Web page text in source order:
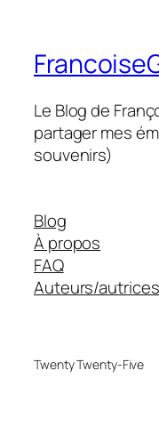
Le Blog de
partager mes
souvenirs)
Blog
À propos
FAQ
Auteurs/autrices
Twenty Twenty-Five